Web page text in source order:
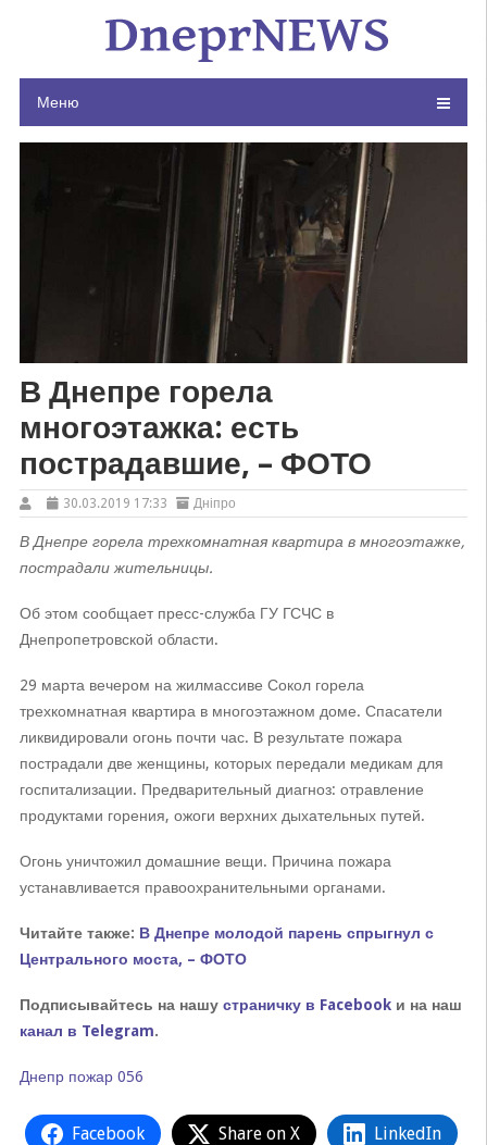
Меню
В Днепре горела
многоэтажка: есть
пострадавшие, – ФОТО
30.03.2019 17:33 Дніпро
В Днепре горела трехкомнатная квартира в многоэтажке,
пострадали жительницы.
Об этом сообщает пресс-служба ГУ ГСЧС в
Днепропетровской области.
29 марта вечером на жилмассиве Сокол горела
трехкомнатная квартира в многоэтажном доме. Спасатели
ликвидировали огонь почти час. В результате пожара
пострадали две женщины, которых передали медикам для
госпитализации. Предварительный диагноз: отравление
продуктами горения, ожоги верхних дыхательных путей.
Огонь уничтожил домашние вещи. Причина пожара
устанавливается правоохранительными органами.
Читайте также: В Днепре молодой парень спрыгнул с
Центрального моста, – ФОТО
Подписывайтесь на нашу страничку в Facebookи на наш
канал в Telegram.
Днепр пожар 056
Facebook Share on X LinkedIn